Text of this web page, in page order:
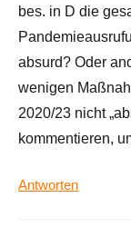
bes. in D die
absurd? Oder
wenigen
2020/23 nicht
kommentieren,
Antworten